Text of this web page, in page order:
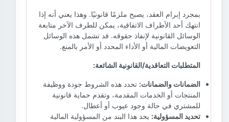
بمجرد إبرام العقد، يصبح ملزمًا قانونيًا. وهذا يعني أنه إذا
انتهك أحد الأطراف الاتفاقية، يمكن للطرف الآخر متابعة
الوسائل القانونية لإنفاذ حقوقه. قد تشمل هذه الوسائل
التعويضات المالية أو الأداء المحدد أو الأمر بالمنع.
المتطلبات التعاقدية/القانونية الشائعة:
الضمانات والضمانات: تحدد هذه الشروط جودة ووظيفة
المنتجات أو الخدمات المقدمة، وتقدم حماية قانونية
للمشتري في حالة وجود عيوب أو أعطال.
تحديد المسؤولية: يحد هذا البند من المسؤولية المالية